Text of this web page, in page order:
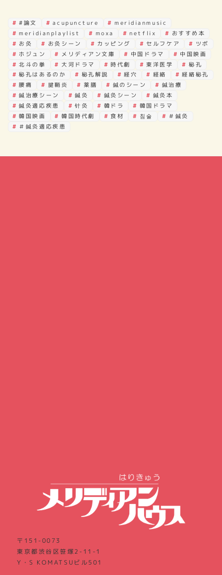
#論文 acupuncture
meridianmusic
meridianplaylist
moxa netflix
おすすめ本
お灸
お灸シーン カッピング セルフケア
ツボ
ホジュン
メリディアン文庫 中国ドラマ
中国映画
北斗の拳
大河ドラマ 時代劇 東洋医学
秘孔
秘孔はあるのか
秘孔解説 経穴 経絡
経絡秘孔
腰痛
腱鞘炎 薬膳 鍼のシーン
鍼治療
鍼治療シーン
鍼灸 鍼灸シーン
鍼灸本
鍼灸適応疾患
针灸 韓ドラ
韓国ドラマ
韓国映画
韓国時代劇 食材 침술
＃鍼灸
＃鍼灸適応疾患
〒151-0073
東京都渋谷区笹塚2-11-1
Y・S KOMATSUビル501